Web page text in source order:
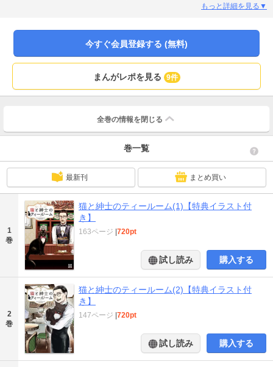
もっと詳細を見る▼
今すぐ会員登録する (無料)
まんがレポを見る 9件
全巻の情報を 閉じる
巻一覧
最新刊 まとめ買い
1
巻
猫と紳士のティールーム(1)【特典イラスト付
き】
163ページ |720pt
試し読み 購入する
2
巻
猫と紳士のティールーム(2)【特典イラスト付
き】
147ページ |720pt
試し読み 購入する